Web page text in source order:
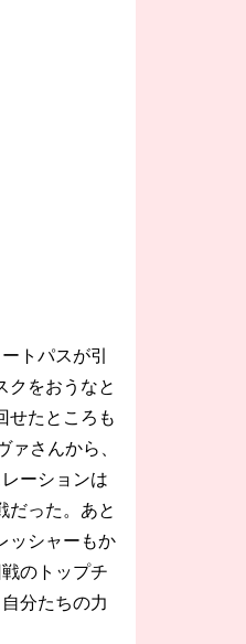
トパスが引
クをおうなと
せたところも
さんから、
ーションは
だった。あと
ッシャーもか
のトップチ
分たちの力